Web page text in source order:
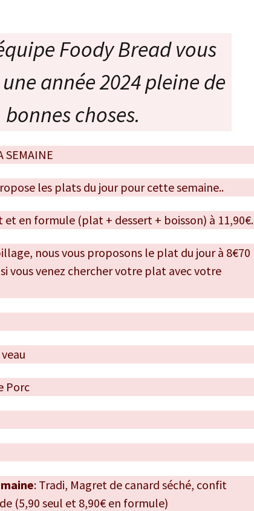
Foody Bread vous
année 2024 pleine de
bonnes choses.
SEMAINE
les plats du jour pour cette semaine..
et en formule (plat + dessert + boisson) à 11,90€.
nous vous proposons le plat du jour à 8€70
vous venez chercher votre plat avec votre
Porc
: Tradi, Magret de canard séché, confit
(5,90 seul et 8,90€ en formule)